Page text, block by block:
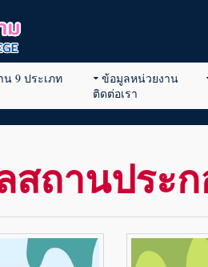
9 ประเภท ข้อมูลหน่วยงาน
ติดต่อเรา
สถานประก